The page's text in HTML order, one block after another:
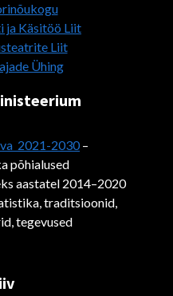
ja Käsitöö Liit
Liit
Ühing
2021-2030–
põhialused
aastatel 2014–2020
traditsioonid,
tegevused